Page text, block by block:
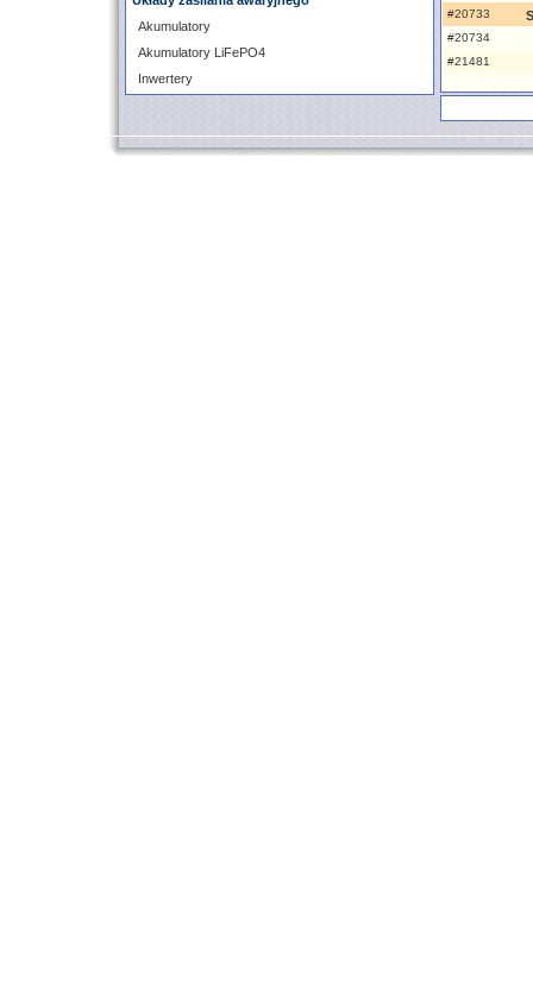
Akumulatory
Akumulatory LiFePO4
Inwertery
#20733
#20734
#21481